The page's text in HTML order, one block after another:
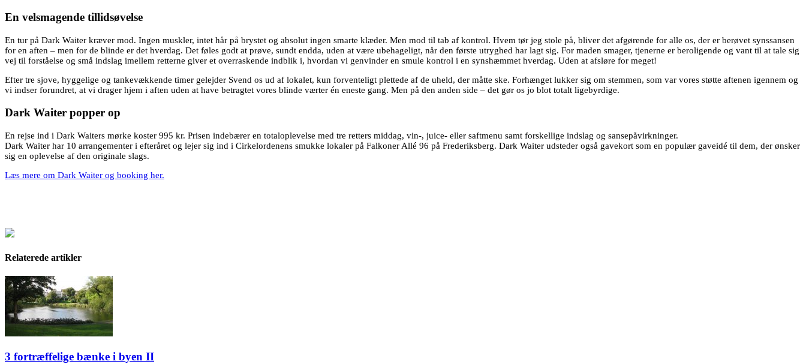
En velsmagende tillidsøvelse
En tur på Dark Waiter kræver mod. Ingen muskler, intet hår på brystet og absolut ingen smarte klæder. Men mod til tab af kontrol. Hvem tør jeg stole på, bliver det afgørende for alle os, der er berøvet synssansen
for en aften – men for de blinde er det hverdag. Det føles godt at prøve, sundt endda, uden at være ubehageligt, når den første utryghed har lagt sig. For maden smager, tjenerne er beroligende og vant til at tale sig
vej til forståelse og små indslag imellem retterne giver et overraskende indblik i, hvordan vi genvinder en smule kontrol i en synshæmmet hverdag. Uden at afsløre for meget!
Efter tre sjove, hyggelige og tankevækkende timer gelejder Svend os ud af lokalet, kun forventeligt plettede af de uheld, der måtte ske. Forhænget lukker sig om stemmen, som var vores støtte aftenen igennem og
vi indser forundret, at vi drager hjem i aften uden at have betragtet vores blinde værter én eneste gang. Men på den anden side – det gør os jo blot totalt ligebyrdige.
Dark Waiter popper op
En rejse ind i Dark Waiters mørke koster 995 kr. Prisen indebærer en totaloplevelse med tre retters middag, vin-, juice- eller saftmenu samt forskellige indslag og sansepåvirkninger.
Dark Waiter har 10 arrangementer i efteråret og lejer sig ind i Cirkelordenens smukke lokaler på Falkoner Allé 96 på Frederiksberg. Dark Waiter udsteder også gavekort som en populær gaveidé til dem, der ønsker
sig en oplevelse af den originale slags.
Læs mere om Dark Waiter og booking her.
Relaterede artikler
3 fortræffelige bænke i byen II